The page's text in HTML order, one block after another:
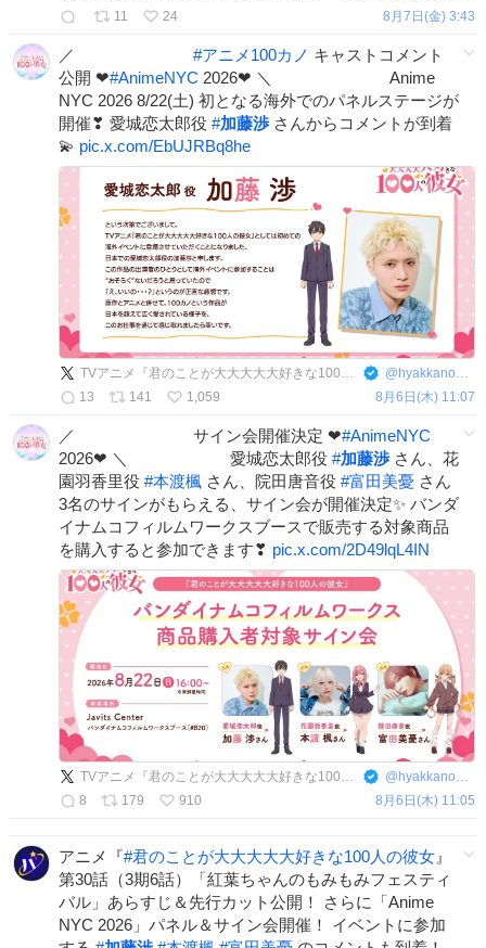
11
24 8月7日(金) 3:43
／ #アニメ100カノ キャストコメント
公開 ❤#AnimeNYC 2026❤ ＼ Anime
NYC 2026 8/22(土) 初となる海外でのパネルステージが
開催❣ 愛城恋太郎役 #加藤渉さんからコメントが到着
💫 pic.x.com/EbUJRBq8he
TVアニメ『君のことが大大大大大好きな100人の彼女』公式 @ hyakkano_anime
13
141 1,059 8月6日(木) 11:07
／ サイン会開催決定 ❤#AnimeNYC
2026❤ ＼ 愛城恋太郎役 #加藤渉さん、花
園羽香里役 #本渡楓 さん、院田唐音役 #富田美憂 さん
3名のサインがもらえる、サイン会が開催決定✨ バンダ
イナムコフィルムワークスブースで販売する対象商品
を購入すると参加できます❣ pic.x.com/2D49lqL4IN
TVアニメ『君のことが大大大大大好きな100人の彼女』公式 @ hyakkano_anime
8
179 910 8月6日(木) 11:05
アニメ『#君のことが大大大大大好きな100人の彼女 』
第30話（3期6話）「紅葉ちゃんのもみもみフェスティ
バル」あらすじ＆先行カット公開！ さらに「Anime
NYC 2026」パネル＆サイン会開催！ イベントに参加